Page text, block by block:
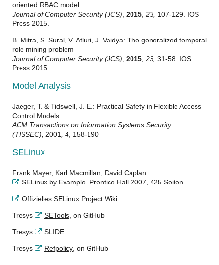
oriented RBAC model
Journal of Computer Security (JCS) 2015 23, 107-129. IOS
Press 2015.
B. Mitra, S. Sural, V. Atluri, J. Vaidya: The generalized temporal
role mining problem
Journal of Computer Security (JCS) 2015 23, 31-58. IOS
Press 2015.
Model Analysis
Jaeger, T. & Tidswell, J. E.: Practical Safety in Flexible Access
Control Models
ACM Transactions on Information Systems Security
(TISSEC), 2001 , 4 , 158-190
SELinux
Frank Mayer, Karl Macmillan, David Caplan:
SELinux by Example . Prentice Hall 2007, 425 Seiten.
Offizielles SELinux Project Wiki
Tresys SETools , on GitHub
Tresys SLIDE
Tresys Refpolicy , on GitHub